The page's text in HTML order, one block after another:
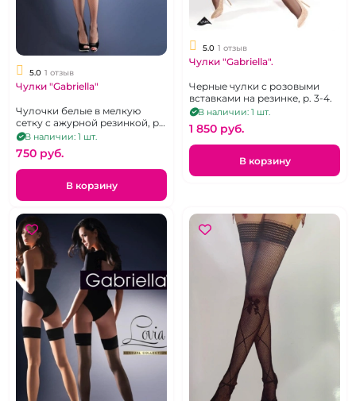
5.0 1 отзыв
Чулки "Gabriella"
Чулочки белые в мелкую
сетку с ажурной резинкой, р.
3-4В наличии: 1 шт.
750 pуб.
В корзину
5.0 1 отзыв
Чулки "Gabriella".
Черные чулки с розовыми
вставками на резинке, р. 3-4.
В наличии: 1 шт.
1 850 pуб.
В корзину